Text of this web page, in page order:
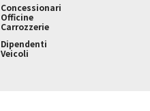
Concessionari
Officine
Carrozzerie
Dipendenti
Veicoli